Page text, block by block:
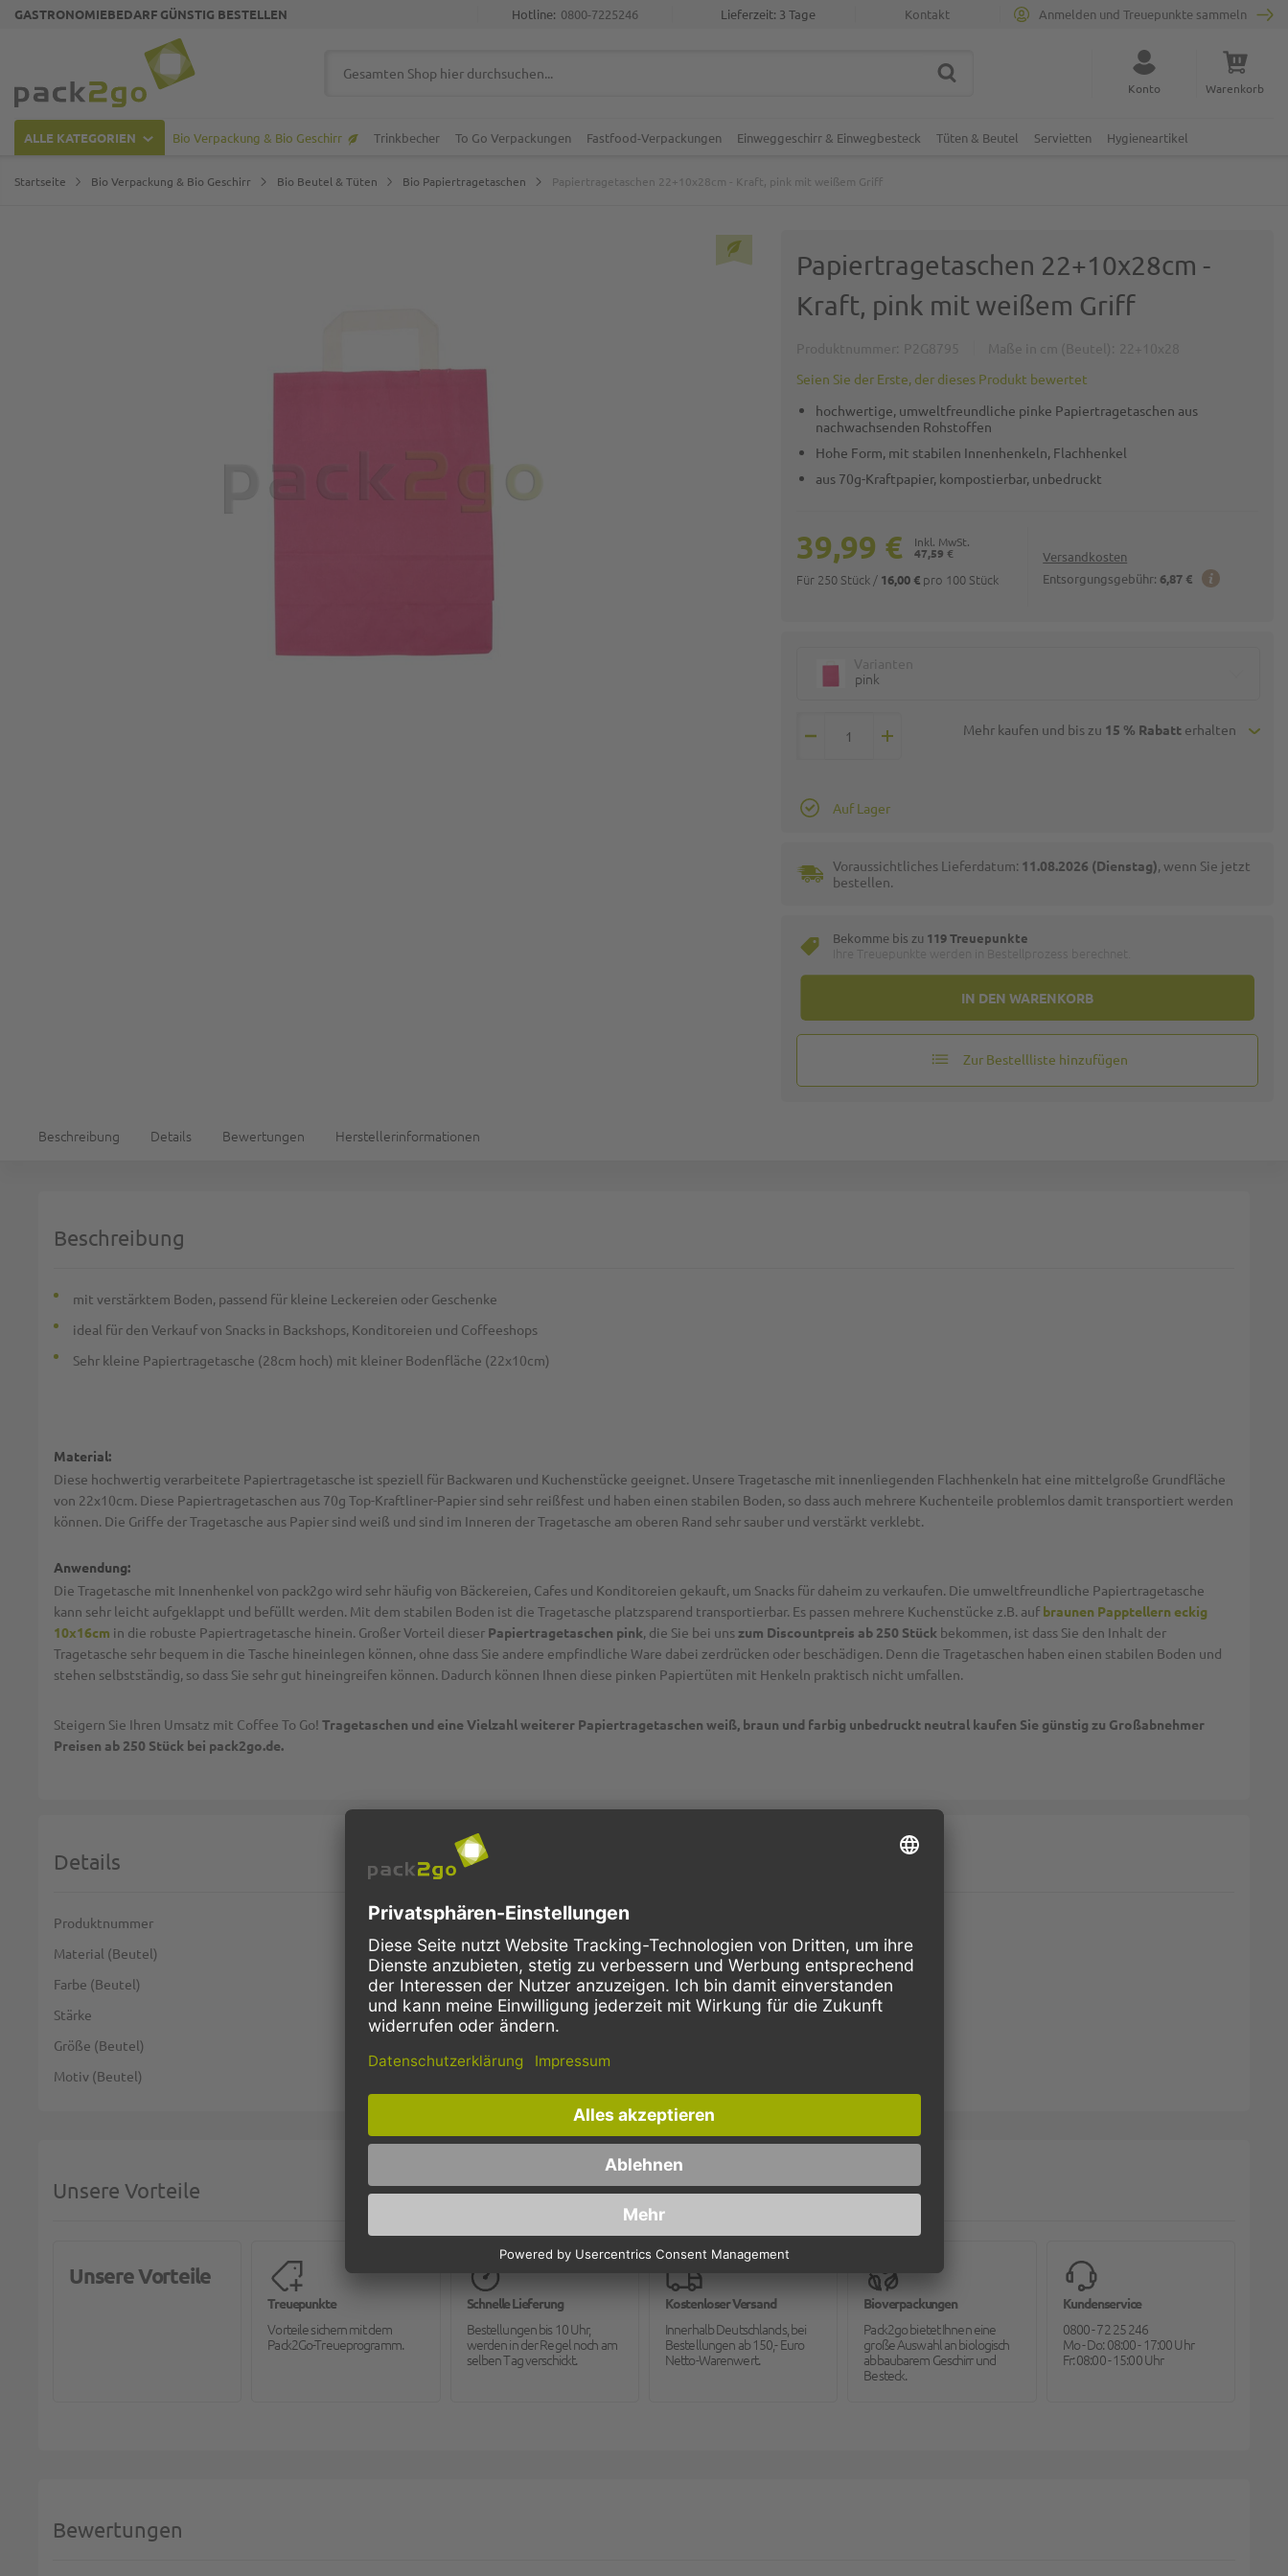
GASTRONOMIEBEDARF GÜNSTIG BESTELLEN Kontakt
Lieferzeit: 3 Tage
Hotline: 0800-7225246 Anmelden und Treuepunkte sammeln
Suche schließen
SUCHE Konto Warenkorb
ALLE KATEGORIEN Bio Verpackung & Bio Geschirr Trinkbecher To Go Verpackungen Fastfood-Verpackungen Einweggeschirr & Einwegbesteck Tüten & Beutel Servietten Hygieneartikel
Startseite Bio Verpackung & Bio Geschirr Bio Beutel & Tüten Bio Papiertragetaschen Papiertragetaschen 22+10x28cm - Kraft, pink mit weißem Griff
Papiertragetaschen 22+10x28cm -
Kraft, pink mit weißem Griff
Seien Sie der Erste, der dieses Produkt bewertet
hochwertige, umweltfreundliche pinke Papiertragetaschen aus
nachwachsenden Rohstoffen
Hohe Form, mit stabilen Innenhenkeln, Flachhenkel
aus 70g-Kraftpapier, kompostierbar, unbedruckt
Versandkosten
Entsorgungsgebühr: 6,87 €
47,59 €
39,99 €
Für 250 Stück / 16,00 € pro 100 Stück
pink
Mehr kaufen und bis zu 15 % Rabatterhalten
IN DEN WARENKORB
Auf Lager
Voraussichtliches Lieferdatum: 11.08.2026 (Dienstag), wenn Sie jetzt
bestellen.
Bekomme bis zu 119 Treuepunkte
Zur Bestellliste hinzufügen
Beschreibung Details Bewertungen Herstellerinformationen
Beschreibung
mit verstärktem Boden, passend für kleine Leckereien oder Geschenke
ideal für den Verkauf von Snacks in Backshops, Konditoreien und Coffeeshops
Sehr kleine Papiertragetasche (28cm hoch) mit kleiner Bodenfläche (22x10cm)
Material:
Diese hochwertig verarbeitete Papiertragetasche ist speziell für Backwaren und Kuchenstücke geeignet. Unsere Tragetasche mit innenliegenden Flachhenkeln hat eine mittelgroße Grundfläche
von 22x10cm. Diese Papiertragetaschen aus 70g Top-Kraftliner-Papier sind sehr reißfest und haben einen stabilen Boden, so dass auch mehrere Kuchenteile problemlos damit transportiert werden
können. Die Griffe der Tragetasche aus Papier sind weiß und sind im Inneren der Tragetasche am oberen Rand sehr sauber und verstärkt verklebt.
Anwendung:
Die Tragetasche mit Innenhenkel von pack2go wird sehr häufig von Bäckereien, Cafes und Konditoreien gekauft, um Snacks für daheim zu verkaufen. Die umweltfreundliche Papiertragetasche
kann sehr leicht aufgeklappt und befüllt werden. Mit dem stabilen Boden ist die Tragetasche platzsparend transportierbar. Es passen mehrere Kuchenstücke z.B. auf braunen Papptellern eckig
10x16cm in die robuste Papiertragetasche hinein. Großer Vorteil dieser Papiertragetaschen pink, die Sie bei uns zum Discountpreis ab 250 Stück bekommen, ist dass Sie den Inhalt der
Tragetasche sehr bequem in die Tasche hineinlegen können, ohne dass Sie andere empfindliche Ware dabei zerdrücken oder beschädigen. Denn die Tragetaschen haben einen stabilen Boden und
stehen selbstständig, so dass Sie sehr gut hineingreifen können. Dadurch können Ihnen diese pinken Papiertüten mit Henkeln praktisch nicht umfallen.
Steigern Sie Ihren Umsatz mit Coffee To Go! Tragetaschen und eine Vielzahl weiterer Papiertragetaschen weiß, braun und farbig unbedruckt neutral kaufen Sie günstig zu Großabnehmer
Preisen ab 250 Stück bei pack2go.de.
Details
Weitere Informationen
Produktnummer
P2G8795
Material (Beutel)
Kraftpapier
Farbe (Beutel)
pink
Stärke
70g
Größe (Beutel)
Motiv (Beutel)
Unsere Vorteile
Unsere Vorteile
Treuepunkte
Vorteile sichern mit dem
Pack2Go-Treueprogramm.
Schnelle Lieferung
Bestellungen bis 10 Uhr,
werden in der Regel noch am
selben Tag verschickt.
Kostenloser Versand
Innerhalb Deutschlands, bei
Bestellungen ab 150,- Euro
Netto-Warenwert.
Bioverpackungen
Pack2go bietet Ihnen eine
große Auswahl an biologisch
abbaubarem Geschirr und
Besteck.
Kundenservice
0800 - 72 25 246
Mo - Do: 08:00 - 17:00 Uhr
Fr: 08:00 - 15:00 Uhr
Bewertungen